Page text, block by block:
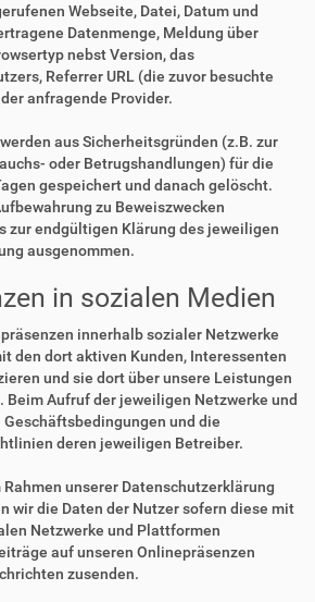
Webseite, Datei, Datum und
Datenmenge, Meldung über
nebst Version, das
Referrer URL (die zuvor besuchte
anfragende Provider.
aus Sicherheitsgründen (z.B. zur
oder Betrugshandlungen) für die
gespeichert und danach gelöscht.
zu Beweiszwecken
zur endgültigen Klärung des jeweiligen
ausgenommen.
in sozialen Medien
innerhalb sozialer Netzwerke
den dort aktiven Kunden, Interessenten
und sie dort über unsere Leistungen
Beim Aufruf der jeweiligen Netzwerke und
und die
deren jeweiligen Betreiber.
unserer Datenschutzerklärung
wir die Daten der Nutzer sofern diese mit
Netzwerke und Plattformen
auf unseren Onlinepräsenzen
zusenden.